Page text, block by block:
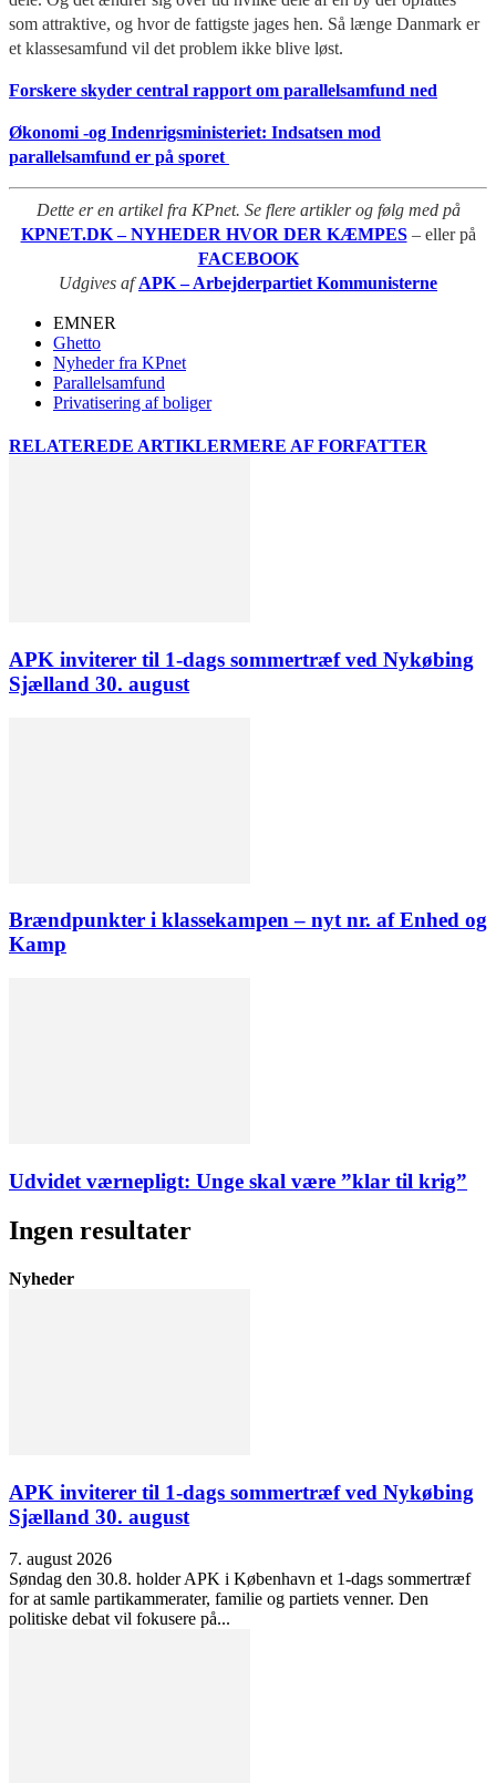
som attraktive, og hvor de fattigste jages hen. Så længe Danmark er
et klassesamfund vil det problem ikke blive løst.
Forskere skyder central rapport om parallelsamfund ned
Økonomi -og Indenrigsministeriet: Indsatsen mod
parallelsamfund er på sporet
Dette er en artikel fra KPnet. Se flere artikler og følg med på
KPNET.DK – NYHEDER HVOR DER KÆMPES – eller på
FACEBOOK
Udgives afAPK – Arbejderpartiet Kommunisterne
EMNER
Ghetto
Nyheder fra KPnet
Parallelsamfund
Privatisering af boliger
RELATEREDE ARTIKLERMERE AF FORFATTER
APK inviterer til 1-dags sommertræf ved Nykøbing
Sjælland 30. august
Brændpunkter i klassekampen – nyt nr. af Enhed og
Kamp
Udvidet værnepligt: Unge skal være ”klar til krig”
Ingen resultater
Nyheder
APK inviterer til 1-dags sommertræf ved Nykøbing
Sjælland 30. august
7. august 2026
Søndag den 30.8. holder APK i København et 1-dags sommertræf
for at samle partikammerater, familie og partiets venner. Den
politiske debat vil fokusere på...